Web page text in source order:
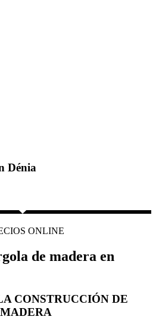
Dénia
ONLINE
de madera en
CONSTRUCCIÓN DE